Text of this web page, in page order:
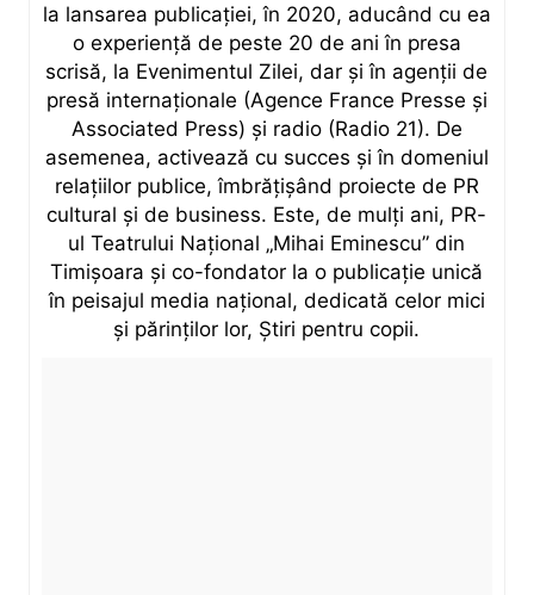
la lansarea publicației, în 2020, aducând cu ea
o experiență de peste 20 de ani în presa
scrisă, la Evenimentul Zilei, dar și în agenții de
presă internaționale (Agence France Presse și
Associated Press) și radio (Radio 21). De
asemenea, activează cu succes și în domeniul
relațiilor publice, îmbrățișând proiecte de PR
cultural și de business. Este, de mulți ani, PR-
ul Teatrului Național „Mihai Eminescu” din
Timișoara și co-fondator la o publicație unică
în peisajul media național, dedicată celor mici
și părinților lor, Știri pentru copii.